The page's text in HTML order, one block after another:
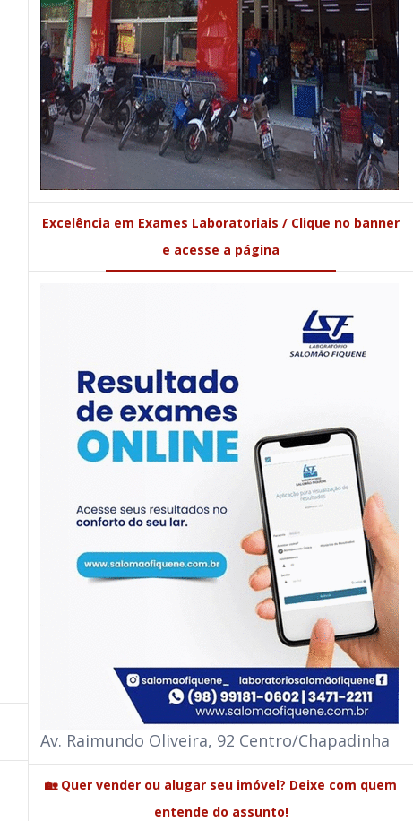
Excelência em Exames Laboratoriais / Clique no banner
e acesse a página
Av. Raimundo Oliveira, 92 Centro/Chapadinha
🏡 Quer vender ou alugar seu imóvel? Deixe com quem
entende do assunto!